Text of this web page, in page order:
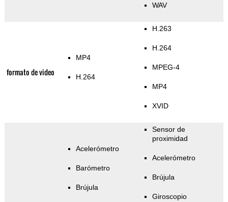
WAV
formato de video
MP4
H.264
H.263
H.264
MPEG-4
MP4
XVID
Acelerómetro
Barómetro
Brújula
Sensor de
proximidad
Acelerómetro
Brújula
Giroscopio